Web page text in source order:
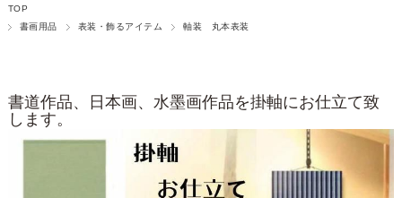
TOP
書画用品
表装・飾るアイテム 軸装 丸本表装
書道作品、日本画、水墨画作品を掛軸にお仕立て致
します。